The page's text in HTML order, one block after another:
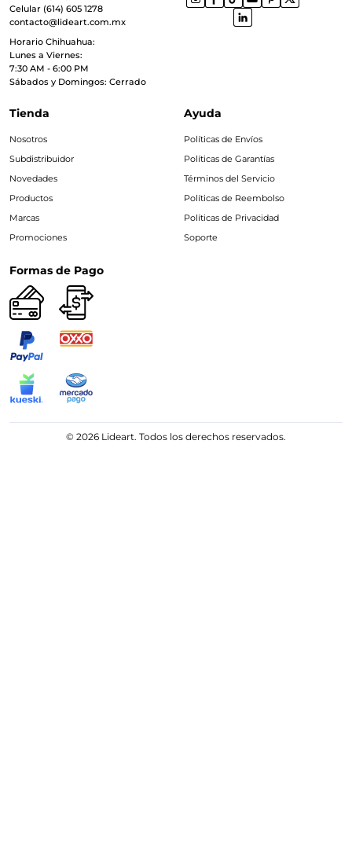
Celular (614) 605 1278
contacto@lideart.com.mx
Horario Chihuahua:
Lunes a Viernes:
7:30 AM - 6:00 PM
Sábados y Domingos: Cerrado
Tienda
Nosotros
Subdistribuidor
Novedades
Productos
Marcas
Promociones
Ayuda
Políticas de Envíos
Políticas de Garantías
Términos del Servicio
Políticas de Reembolso
Políticas de Privacidad
Soporte
Formas de Pago
© 2026 Lideart. Todos los derechos reservados.